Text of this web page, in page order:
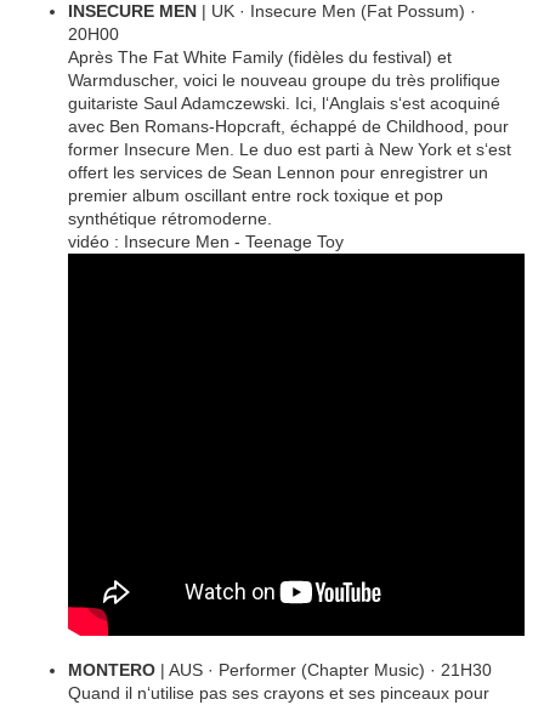
INSECURE MEN | UK · Insecure Men (Fat Possum) ·
20H00
Après The Fat White Family (fidèles du festival) et
Warmduscher, voici le nouveau groupe du très prolifique
guitariste Saul Adamczewski. Ici, l‘Anglais s‘est acoquiné
avec Ben Romans-Hopcraft, échappé de Childhood, pour
former Insecure Men. Le duo est parti à New York et s‘est
offert les services de Sean Lennon pour enregistrer un
premier album oscillant entre rock toxique et pop
synthétique rétromoderne.
vidéo : Insecure Men - Teenage Toy
MONTERO | AUS · Performer (Chapter Music) · 21H30
Quand il n‘utilise pas ses crayons et ses pinceaux pour